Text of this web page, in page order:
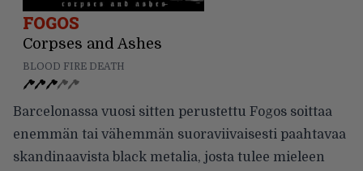
FOGOS
Corpses and Ashes
BLOOD FIRE DEATH
Barcelonassa vuosi sitten perustettu Fogos soittaa
enemmän tai vähemmän suoraviivaisesti paahtavaa
skandinaavista black metalia, josta tulee mieleen